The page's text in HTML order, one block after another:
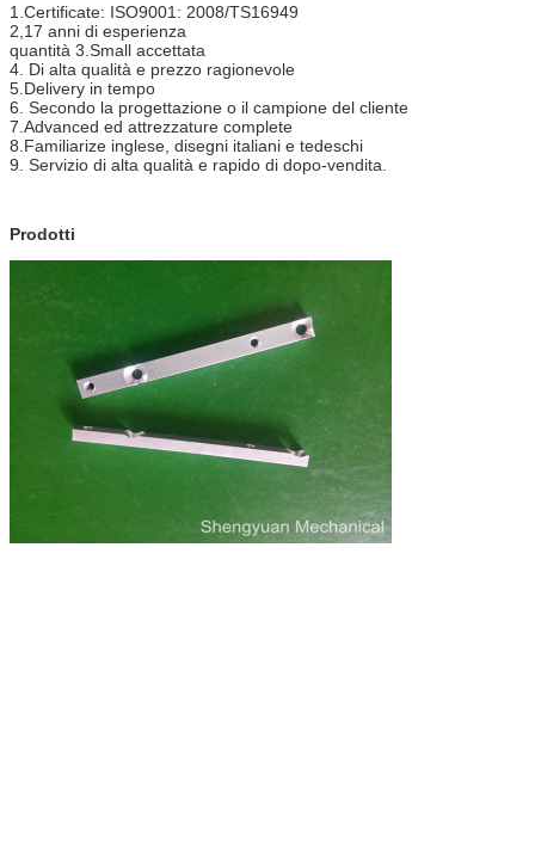
1.Certificate: ISO9001: 2008/TS16949
2,17 anni di esperienza
quantità 3.Small accettata
4. Di alta qualità e prezzo ragionevole
5.Delivery in tempo
6. Secondo la progettazione o il campione del cliente
7.Advanced ed attrezzature complete
8.Familiarize inglese, disegni italiani e tedeschi
9. Servizio di alta qualità e rapido di dopo-vendita.
Prodotti